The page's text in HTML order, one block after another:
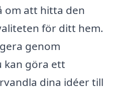
om att hitta den
för ditt hem.
genom
kan göra ett
dina idéer till